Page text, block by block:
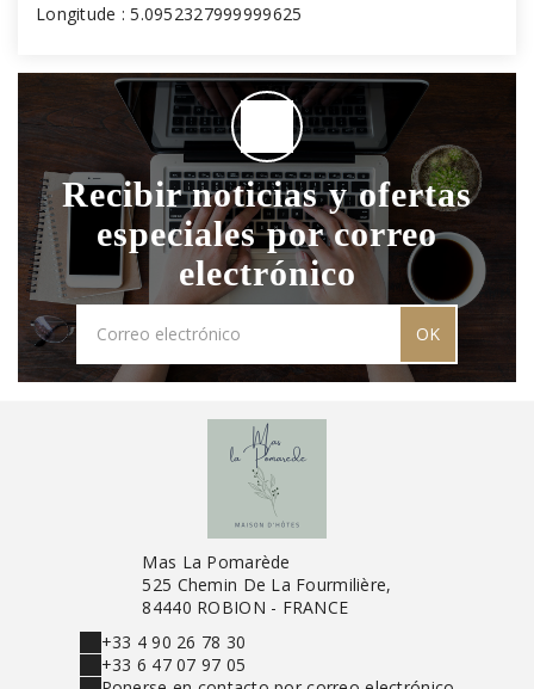
Longitude : 5.0952327999999625
Recibir noticias y ofertas
especiales por correo
electrónico
OK
Mas La Pomarède
525 Chemin De La Fourmilière,
84440 ROBION - FRANCE
+33 4 90 26 78 30
+33 6 47 07 97 05